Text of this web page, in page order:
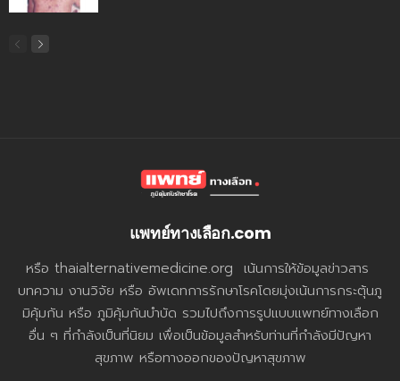
แพทย์ทางเลือก.com
หรือ thaialternativemedicine.org เน้นการให้ข้อมูลข่าวสาร
บทความ งานวิจัย หรือ อัพเดทการรักษาโรคโดยมุ่งเน้นการกระตุ้นภู
มิคุ้มกัน หรือ ภูมิคุ้มกันบำบัด รวมไปถึงการรูปแบบแพทย์ทางเลือก
อื่น ๆ ที่กำลังเป็นที่นิยม เพื่อเป็นข้อมูลสำหรับท่านที่กำลังมีปัญหา
สุขภาพ หรือทางออกของปัญหาสุขภาพ